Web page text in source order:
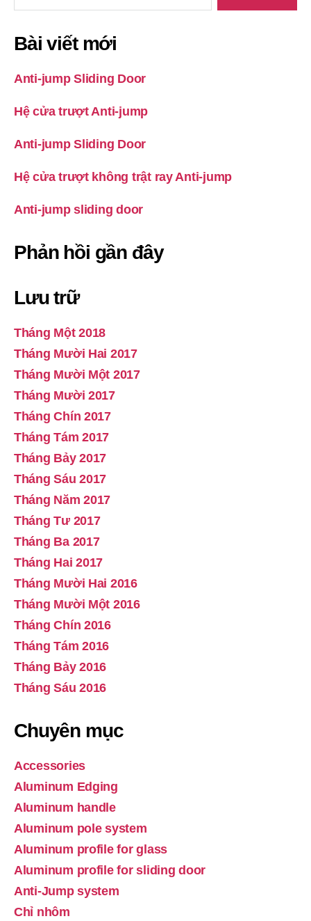
cho:
Bài viết mới
Anti-jump Sliding Door
Hệ cửa trượt Anti-jump
Anti-jump Sliding Door
Hệ cửa trượt không trật ray Anti-jump
Anti-jump sliding door
Phản hồi gần đây
Lưu trữ
Tháng Một 2018
Tháng Mười Hai 2017
Tháng Mười Một 2017
Tháng Mười 2017
Tháng Chín 2017
Tháng Tám 2017
Tháng Bảy 2017
Tháng Sáu 2017
Tháng Năm 2017
Tháng Tư 2017
Tháng Ba 2017
Tháng Hai 2017
Tháng Mười Hai 2016
Tháng Mười Một 2016
Tháng Chín 2016
Tháng Tám 2016
Tháng Bảy 2016
Tháng Sáu 2016
Chuyên mục
Accessories
Aluminum Edging
Aluminum handle
Aluminum pole system
Aluminum profile for glass
Aluminum profile for sliding door
Anti-Jump system
Chỉ nhôm